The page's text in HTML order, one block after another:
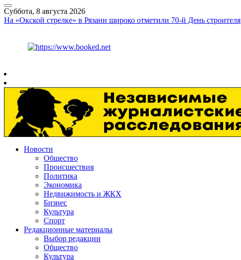
Суббота, 8 августа 2026
На «Окской стрелке» в Рязани широко отметили 70-й День строителя
Новости
Общество
Происшествия
Политика
Экономика
Недвижимость и ЖКХ
Бизнес
Культура
Спорт
Редакционные материалы
Выбор редакции
Общество
Культура